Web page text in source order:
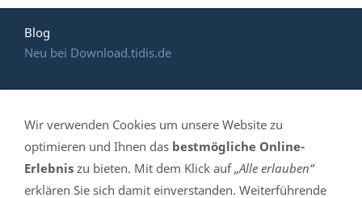
Blog
Neu bei Download.tidis.de
HOTLINE: (035 365)
639 061
Wir verwenden Cookies um unsere Website zu
optimieren und Ihnen das bestmögliche Online-
Erlebnis zu bieten. Mit dem Klick auf„Alle erlauben“
erklären Sie sich damit einverstanden. Weiterführende